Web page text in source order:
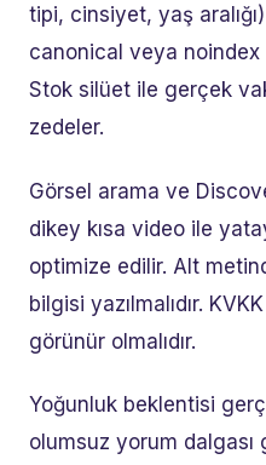
tipi, cinsiyet, yaş
canonical veya noindex
Stok silüet ile gerçek
zedeler.
Görsel arama ve
dikey kısa video ile
optimize edilir. Alt
bilgisi yazılmalıdır.
görünür olmalıdır.
Yoğunluk beklentisi
olumsuz yorum dalgası